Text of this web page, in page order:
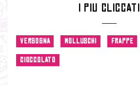
I PIU CLICCATI
VERGOGNA MOLLUSCHI FRAPPE
CIOCCOLATO